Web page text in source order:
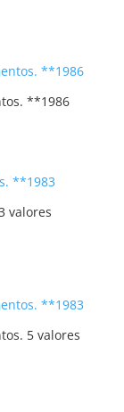
**1986
valores
5 valores